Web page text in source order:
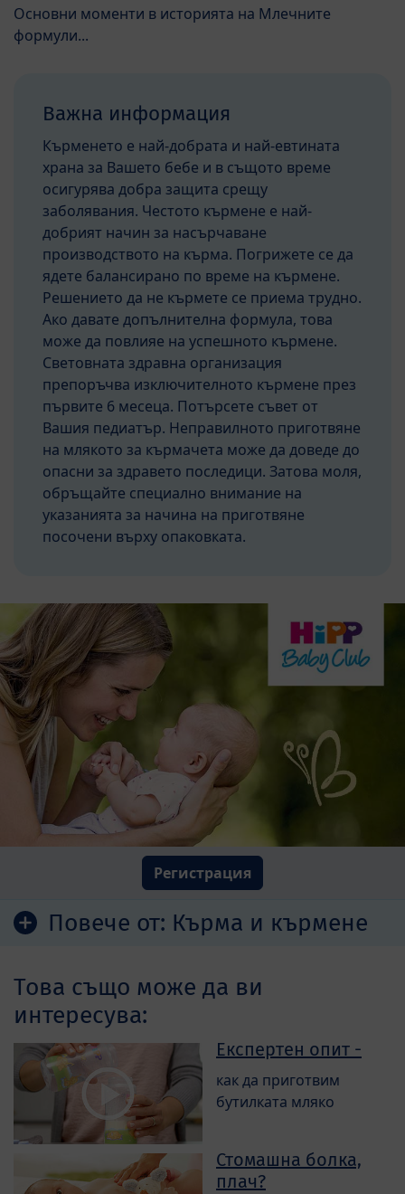
Основни моменти в историята на Млечните
формули...
Важна информация
Кърменето е най-добрата и най-евтината
храна за Вашето бебе и в същото време
осигурява добра защита срещу
заболявания. Честото кърмене е най-
добрият начин за насърчаване
производството на кърма. Погрижете се да
ядете балансирано по време на кърмене.
Решението да не кърмете се приема трудно.
Ако давате допълнителна формула, това
може да повлияе на успешното кърмене.
Световната здравна организация
препоръчва изключителното кърмене през
първите 6 месеца. Потърсете съвет от
Вашия педиатър. Неправилното приготвяне
на млякото за кърмачета може да доведе до
опасни за здравето последици. Затова моля,
обръщайте специално внимание на
указанията за начина на приготвяне
посочени върху опаковката.
Регистрация
Повече от: Кърма и кърмене
Това също може да ви
интересува:
Експертен опит -
как да приготвим
бутилката мляко
Стомашна болка,
плач?